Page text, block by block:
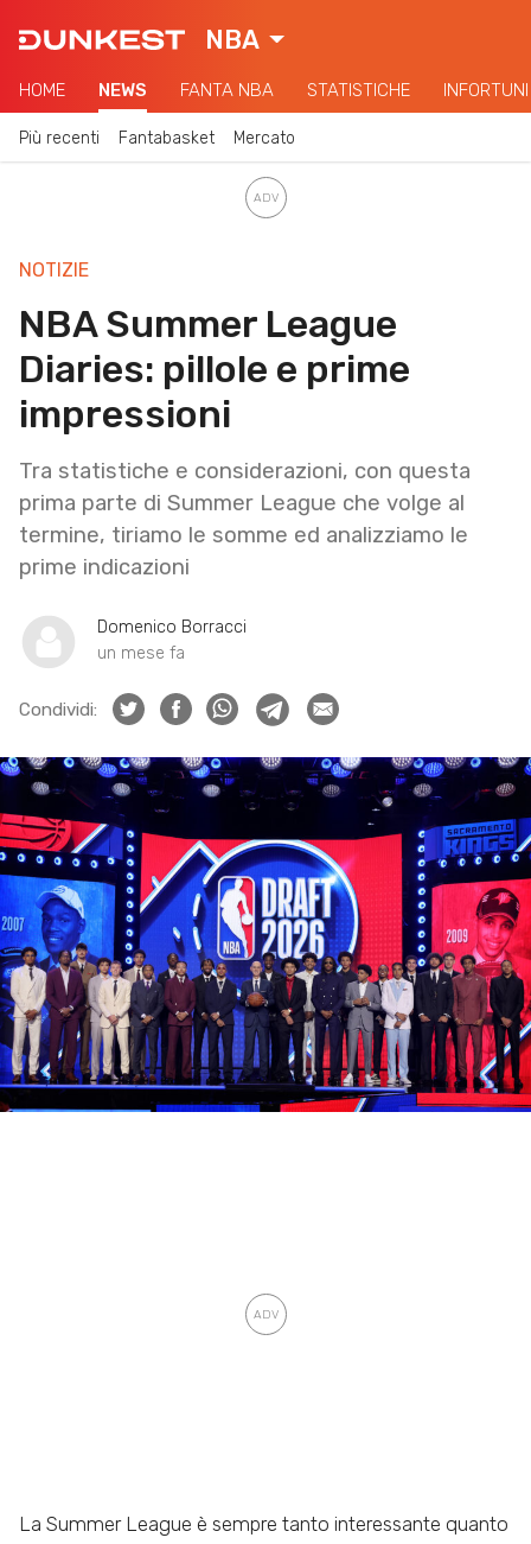
NBA
HOME NEWS FANTA NBA STATISTICHE INFORTUNI
Più recenti Fantabasket Mercato
NOTIZIE
NBA Summer League
Diaries: pillole e prime
impressioni
Tra statistiche e considerazioni, con questa
prima parte di Summer League che volge al
termine, tiriamo le somme ed analizziamo le
prime indicazioni
Domenico Borracci
un mese fa
Condividi:
La Summer League è sempre tanto interessante quanto